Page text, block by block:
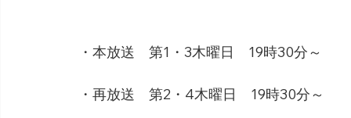
・本放送　第1・3木曜日　19時30分～
・再放送　第2・4木曜日　19時30分～